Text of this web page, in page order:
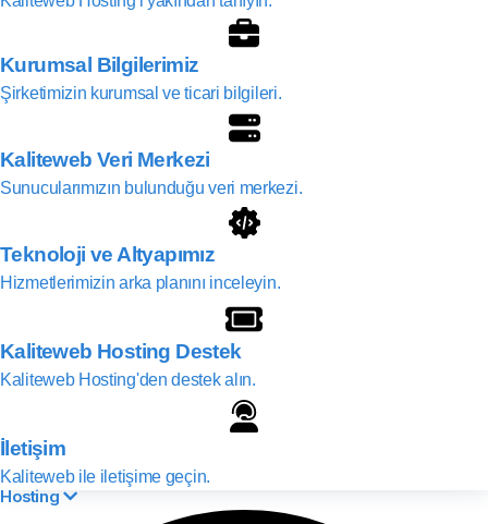
Kurumsal Bilgilerimiz
Şirketimizin kurumsal ve ticari bilgileri.
Kaliteweb Veri Merkezi
Sunucularımızın bulunduğu veri merkezi.
Teknoloji ve Altyapımız
Hizmetlerimizin arka planını inceleyin.
Kaliteweb Hosting Destek
Kaliteweb Hosting'den destek alın.
İletişim
Kaliteweb ile iletişime geçin.
Hosting